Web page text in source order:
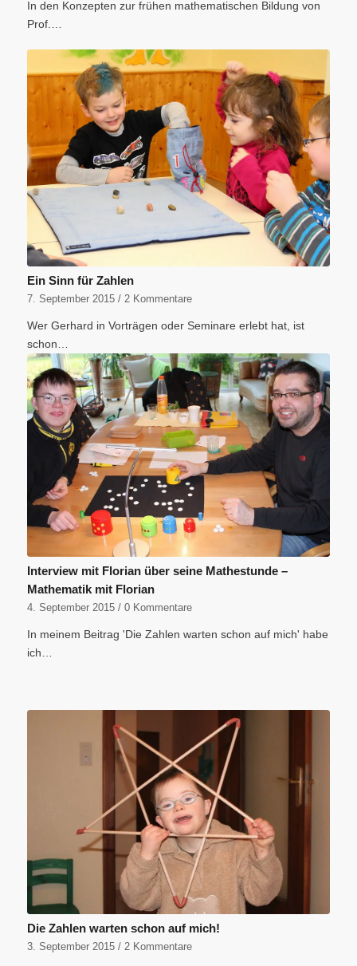
In den Konzepten zur frühen mathematischen Bildung von
Prof.…
Ein Sinn für Zahlen
7. September 2015 / 2 Kommentare
Wer Gerhard in Vorträgen oder Seminare erlebt hat, ist
schon…
Interview mit Florian über seine Mathestunde –
Mathematik mit Florian
4. September 2015 / 0 Kommentare
In meinem Beitrag 'Die Zahlen warten schon auf mich' habe
ich…
Die Zahlen warten schon auf mich!
3. September 2015 / 2 Kommentare